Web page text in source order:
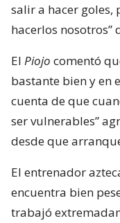
salir a hacer
hacerlos nosotros”
El Piojo comentó
bastante bien y en
cuenta de que
ser vulnerables”
desde que
El entrenador
encuentra bien
trabajó